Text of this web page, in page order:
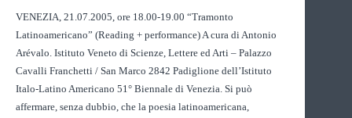
VENEZIA, 21.07.2005, ore 18.00-19.00 “Tramonto
Latinoamericano” (Reading + performance) A cura di Antonio
Arévalo. Istituto Veneto di Scienze, Lettere ed Arti – Palazzo
Cavalli Franchetti / San Marco 2842 Padiglione dell’Istituto
Italo-Latino Americano 51° Biennale di Venezia. Si può
affermare, senza dubbio, che la poesia latinoamericana,